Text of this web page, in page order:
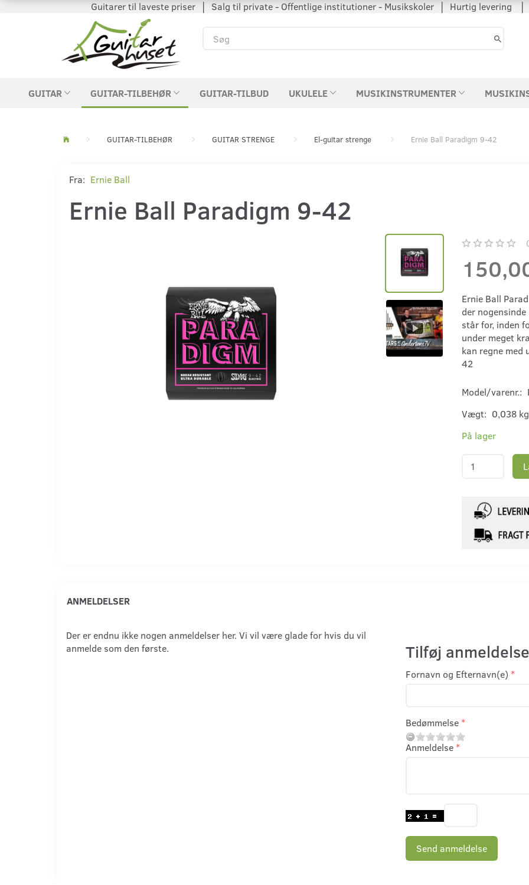
Guitarer til laveste priser │ Salg til private - Offentlige institutioner - Musikskoler │ Hurtig levering │
GUITAR GUITAR-TILBEHØR GUITAR-TILBUD UKULELE MUSIKINSTRUMENTER
GUITAR-TILBEHØR GUITAR STRENGE El-guitar strenge Ernie Ball Paradigm 9-42
Fra: Ernie Ball
Ernie Ball Paradigm 9-42
Ernie Ball
der
står for, inden
under meget
kan regne med
42
Model/varenr.:
Vægt: 0,038 kg
På lager
ANMELDELSER
Der er endnu ikke nogen anmeldelser her. Vi vil være glade for hvis du vil
anmelde som den første.
Tilføj
Fornavn og Efternavn(e)
Bedømmelse
Anmeldelse
Send anmeldelse